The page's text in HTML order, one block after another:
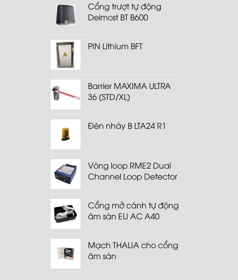
Cổng trượt tự động
Deimost BT B600
PIN Lithium BFT
Barrier MAXIMA ULTRA
36 (STD/XL)
Đèn nháy B LTA24 R1
Vòng loop RME2 Dual
Channel Loop Detector
Cổng mở cánh tự động
âm sàn ELI AC A40
Mạch THALIA cho cổng
âm sàn